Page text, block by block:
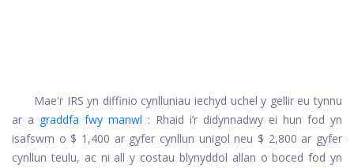
Mae'r IRS yn diffinio cynlluniau iechyd uchel y gellir eu tynnu
ar a graddfa fwy manwl : Rhaid i’r didynnadwy ei hun fod yn
isafswm o $ 1,400 ar gyfer cynllun unigol neu $ 2,800 ar gyfer
cynllun teulu, ac ni all y costau blynyddol allan o boced fod yn